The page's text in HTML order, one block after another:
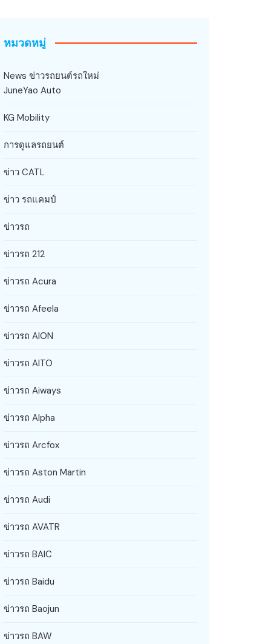
หมวดหมู่
News ข่าวรถยนต์รถใหม่
JuneYao Auto
KG Mobility
การดูแลรถยนต์
ข่าว CATL
ข่าว รถแคมป์
ข่าวรถ
ข่าวรถ 212
ข่าวรถ Acura
ข่าวรถ Afeela
ข่าวรถ AION
ข่าวรถ AITO
ข่าวรถ Aiways
ข่าวรถ Alpha
ข่าวรถ Arcfox
ข่าวรถ Aston Martin
ข่าวรถ Audi
ข่าวรถ AVATR
ข่าวรถ BAIC
ข่าวรถ Baidu
ข่าวรถ Baojun
ข่าวรถ BAW